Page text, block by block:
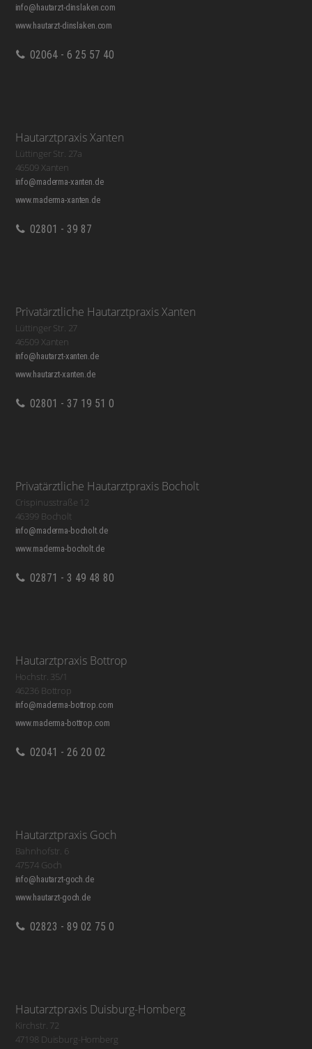
info@hautarzt-dinslaken.com
www.hautarzt-dinslaken.com
02064 - 6 25 57 40
Hautarztpraxis Xanten
Lüttinger Str. 27a
46509 Xanten
info@maderma-xanten.de
www.maderma-xanten.de
02801 - 39 87
Privatärztliche Hautarztpraxis Xanten
Lüttinger Str. 27
46509 Xanten
info@hautarzt-xanten.de
www.hautarzt-xanten.de
02801 - 37 19 51 0
Privatärztliche Hautarztpraxis Bocholt
Crispinusstraße 12
46399 Bocholt
info@maderma-bocholt.de
www.maderma-bocholt.de
02871 - 3 49 48 80
Hautarztpraxis Bottrop
Hochstr. 35/1
46236 Bottrop
info@maderma-bottrop.com
www.maderma-bottrop.com
02041 - 26 20 02
Hautarztpraxis Goch
Bahnhofstr. 6
47574 Goch
info@hautarzt-goch.de
www.hautarzt-goch.de
02823 - 89 02 75 0
Hautarztpraxis Duisburg-Homberg
Kirchstr. 72
47198 Duisburg-Homberg